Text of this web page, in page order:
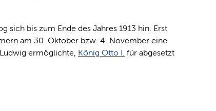
sich bis zum Ende des Jahres 1913 hin. Erst
am 30. Oktober bzw. 4. November eine
ermöglichte, König Otto I. für abgesetzt